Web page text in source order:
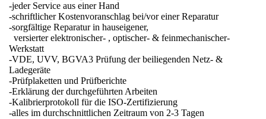
-jeder Service aus einer Hand
-schriftlicher Kostenvoranschlag bei/vor einer Reparatur
-sorgfältige Reparatur in hauseigener,
versierter elektronischer- , optischer- & feinmechanischer-
Werkstatt
-VDE, UVV, BGVA3 Prüfung der beiliegenden Netz- &
Ladegeräte
-Prüfplaketten und Prüfberichte
-Erklärung der durchgeführten Arbeiten
-Kalibrierprotokoll für die ISO-Zertifizierung
-alles im durchschnittlichen Zeitraum von 2-3 Tagen